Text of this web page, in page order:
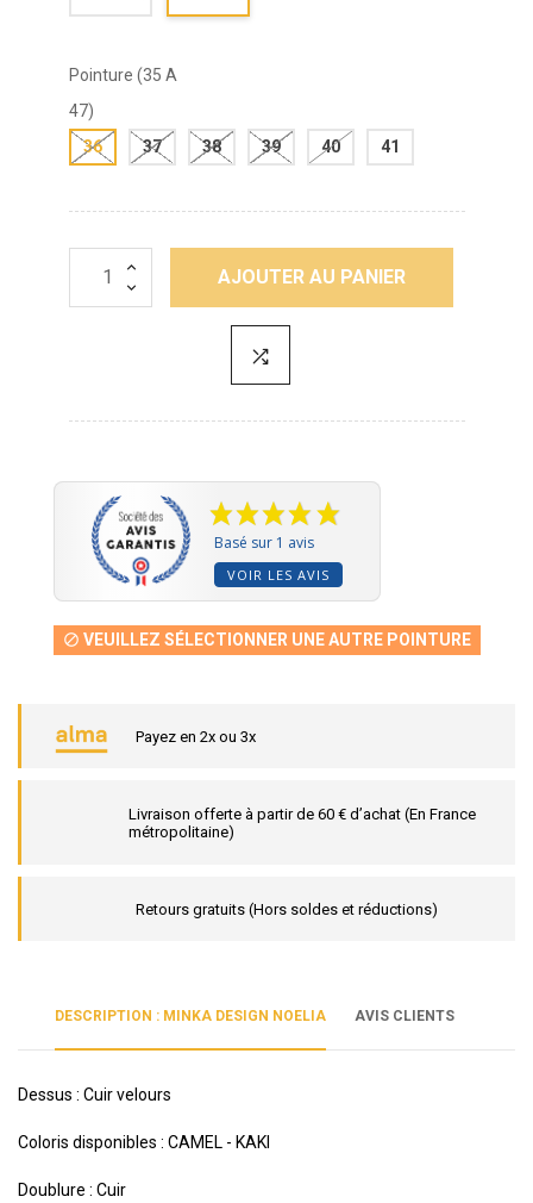
Pointure (35 A
47)
36
37 38 39 40 41
AJOUTER AU PANIER
Basé sur 1 avis
VOIR LES AVIS
 VEUILLEZ SÉLECTIONNER UNE AUTRE POINTURE
Payez en 2x ou 3x
Livraison offerte à partir de 60 € d’achat (En France
métropolitaine)
Retours gratuits (Hors soldes et réductions)
DESCRIPTION : MINKA DESIGN NOELIA AVIS CLIENTS
Dessus : Cuir velours
Coloris disponibles : CAMEL - KAKI
Doublure : Cuir